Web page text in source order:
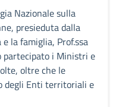
Nazionale sulla
presieduta dalla
la famiglia, Prof.ssa
partecipato i Ministri e
oltre che le
degli Enti territoriali e